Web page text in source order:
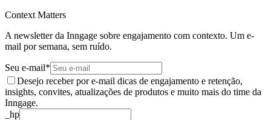
Context Matters
A newsletter da Inngage sobre engajamento com contexto. Um e-
mail por semana, sem ruído.
Seu e-mail*
Desejo receber por e-mail dicas de engajamento e retenção,
insights, convites, atualizações de produtos e muito mais do time da
Inngage.
_hp